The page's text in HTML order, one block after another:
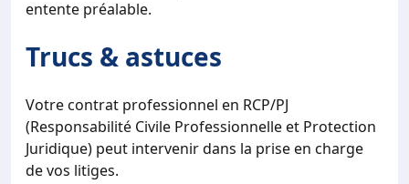
entente préalable.
Trucs & astuces
Votre contrat professionnel en RCP/PJ
(Responsabilité Civile Professionnelle et Protection
Juridique) peut intervenir dans la prise en charge
de vos litiges.